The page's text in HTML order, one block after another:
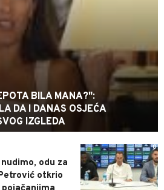
BILA MANA?":
DA I DANAS OSJEĆA
IZGLEDA
0
odu za
otkrio